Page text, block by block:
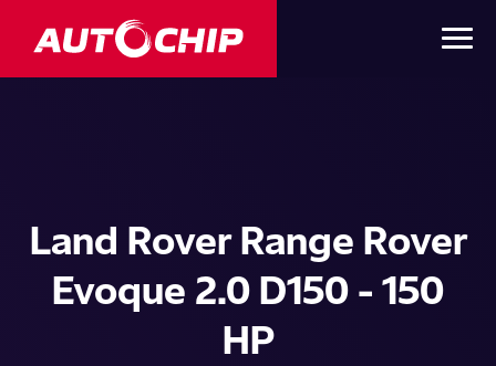
Land Rover Range Rover
Evoque 2.0 D150 - 150
HP